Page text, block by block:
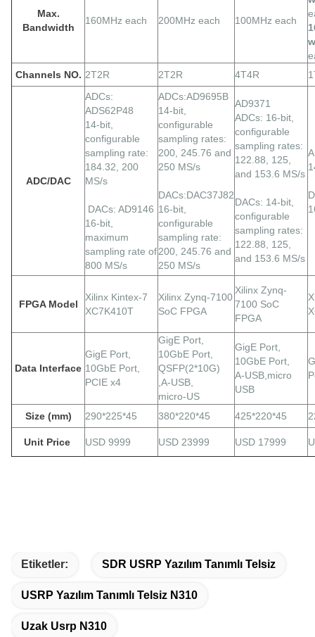
Max.
Bandwidth
160MHz each 200MHz each 100MHz each
Channels NO. 2T2R 2T2R 4T4R
ADC/DAC
ADCs:
ADS62P48
14-bit,
configurable
sampling rate:
184.32, 200
MS/s
DACs: AD9146
16-bit,
maximum
sampling rate of
800 MS/s
ADCs:AD9695B
14-bit,
configurable
sampling rates:
200, 245.76 and
250 MS/s
DACs:DAC37J82
16-bit,
configurable
sampling rate:
200, 245.76 and
250 MS/s
AD9371
ADCs: 16-bit,
configurable
sampling rates:
122.88, 125,
and 153.6 MS/s
DACs: 14-bit,
configurable
sampling rates:
122.88, 125,
and 153.6 MS/s
FPGA Model
Xilinx Kintex-7
XC7K410T
Xilinx Zynq-7100
SoC FPGA
Xilinx Zynq-
7100 SoC
FPGA
Data Interface
GigE Port,
10GbE Port,
PCIE x4
GigE Port,
10GbE Port,
QSFP(2*10G)
,A-USB,
micro-US
GigE Port,
10GbE Port,
A-USB,micro
USB
Size (mm) 290*225*45 380*220*45 425*220*45
Unit Price USD 9999 USD 23999 USD 17999
Etiketler: SDR USRP Yazılım Tanımlı Telsiz
USRP Yazılım Tanımlı Telsiz N310
Uzak Usrp N310